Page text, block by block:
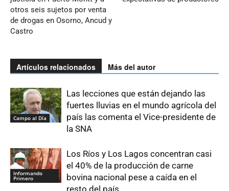
otros seis sujetos por venta
de drogas en Osorno, Ancud y
Castro
Artículos relacionados Más del autor
Campo al Día
Las lecciones que están dejando las
fuertes lluvias en el mundo agrícola del
país las comenta el Vice-presidente de
la SNA
Informando
Primero
Los Ríos y Los Lagos concentran casi
el 40% de la producción de carne
bovina nacional pese a caída en el
resto del país